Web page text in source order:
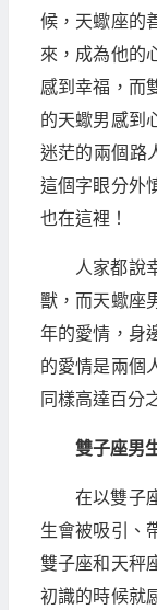
候，天蠍座的
來，成為他的
感到幸福，而
的天蠍男感到
迷茫的兩個路
這個字眼分外
也在這裡！
人家都說
獸，而天蠍座
年的愛情，身
的愛情是兩個
同樣高達百分
雙子座男
在以雙子
生會被吸引、
雙子座和天秤
初識的時候就